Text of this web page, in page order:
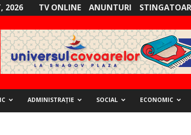
2026 TV ONLINE ANUNTURI
ADMINISTRAȚIE SOCIAL ECONOMIC